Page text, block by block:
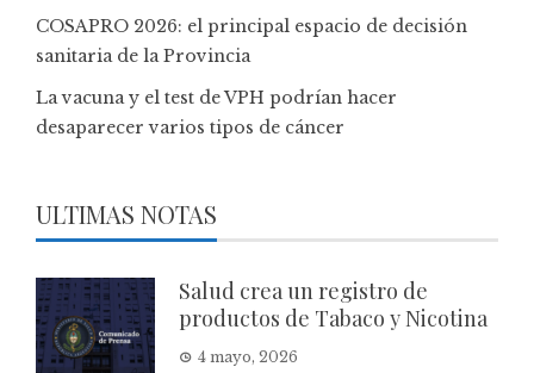
COSAPRO 2026: el principal espacio de decisión
sanitaria de la Provincia
La vacuna y el test de VPH podrían hacer
desaparecer varios tipos de cáncer
ULTIMAS NOTAS
Salud crea un registro de
productos de Tabaco y Nicotina
4 mayo, 2026